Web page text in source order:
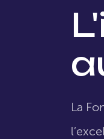
La